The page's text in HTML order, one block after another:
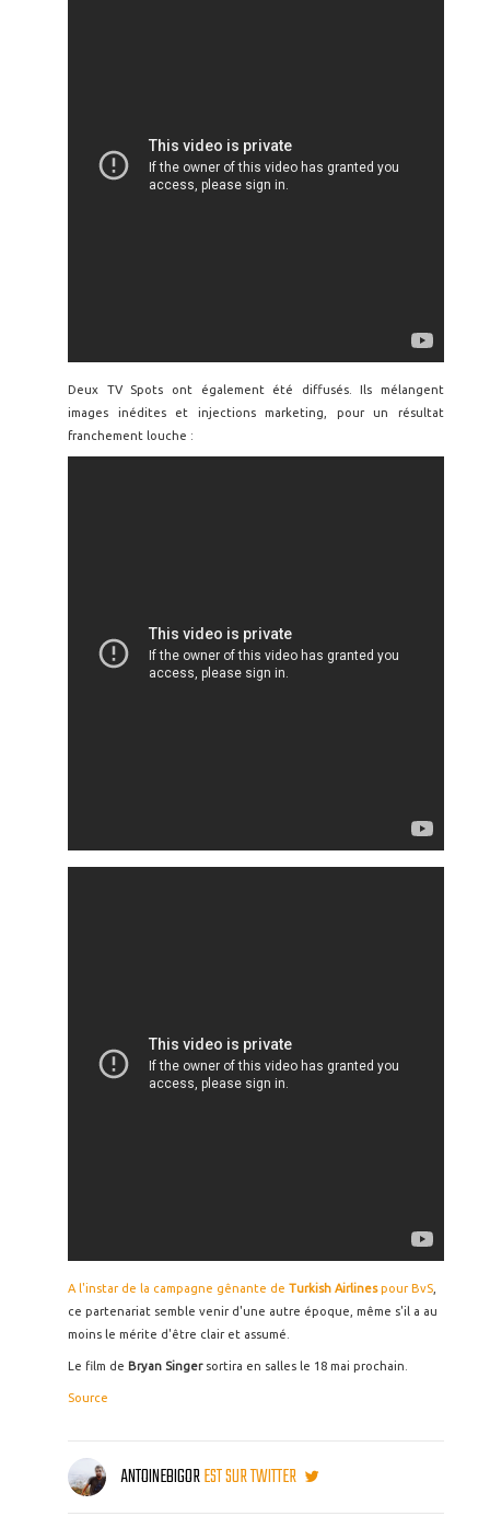
Deux TV Spots ont également été diffusés. Ils mélangent
images inédites et injections marketing, pour un résultat
franchement louche :
A l'instar de la campagne gênante de Turkish Airlinespour BvS
ce partenariat semble venir d'une autre époque, même s'il a au
moins le mérite d'être clair et assumé.
Le film de Bryan Singersortira en salles le 18 mai prochain.
Source
ANTOINEBIGOREST SUR TWITTER